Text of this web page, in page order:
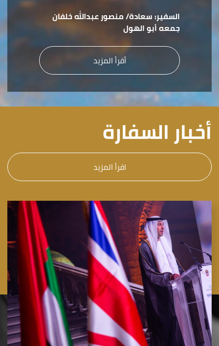
السفير:سعادة/ منصور عبدالله خلفان
جمعه أبو الهول
أقرأ المزيد
أخبار السفارة
اقرأ المزيد